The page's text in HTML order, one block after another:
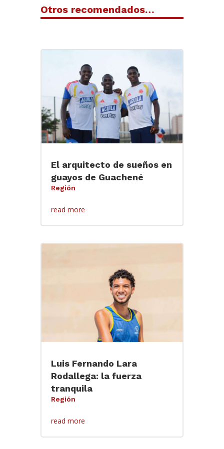
Otros recomendados…
El arquitecto de sueños en
guayos de Guachené
Región
read more
Luis Fernando Lara
Rodallega: la fuerza
tranquila
Región
read more